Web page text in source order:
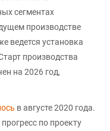
сегментах
производстве
ведется установка
производства
на 2026 год,
в августе 2020 года.
по проекту